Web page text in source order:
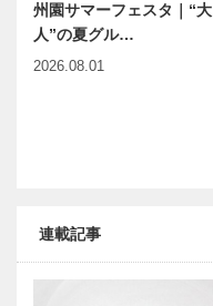
州園サマーフェスタ｜“大
人”の夏グル…
2026.08.01
連載記事